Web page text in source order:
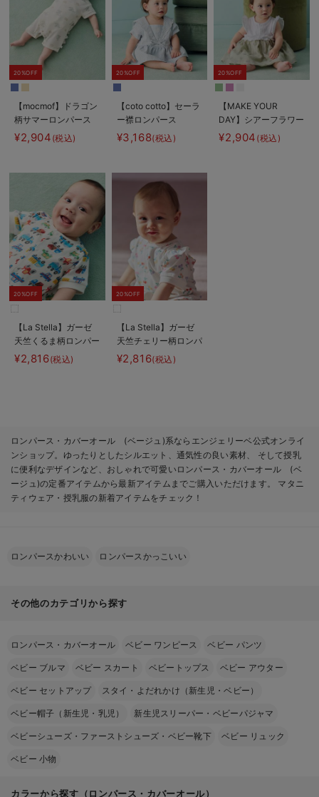
20%OFF
【mocmof】ドラゴン
柄サマーロンパース
¥2,904 (税込)
20%OFF
【coto cotto】セーラ
ー襟ロンパース
¥3,168(税込)
20%OFF
【MAKE YOUR
DAY】シアーフラワー
ロンパース
¥2,904 (税込)
20%OFF
【La Stella】ガーゼ
天竺くるま柄ロンパー
ス
¥2,816(税込)
20%OFF
【La Stella】ガーゼ
天竺チェリー柄ロンパ
ース
¥2,816(税込)
ロンパース・カバーオール (ベージュ)系ならエンジェリーベ公式オンライ
ンショップ。ゆったりとしたシルエット、通気性の良い素材、 そして授乳
に便利なデザインなど、おしゃれで可愛いロンパース・カバーオール (ベ
ージュ)の定番アイテムから最新アイテムまでご購入いただけます。 マタニ
ティウェア・授乳服の新着アイテムをチェック！
ロンパースかわいい ロンパースかっこいい
その他のカテゴリから探す
ロンパース・カバーオール ベビー ワンピース ベビー パンツ
ベビー ブルマ ベビー スカート ベビートップス ベビー アウター
ベビー セットアップ スタイ・よだれかけ（新生児・ベビー）
ベビー帽子（新生児・乳児） 新生児スリーパー・ベビーパジャマ
ベビーシューズ・ファーストシューズ・ベビー靴下 ベビー リュック
ベビー 小物
カラーから探す（ロンパース・カバーオール）